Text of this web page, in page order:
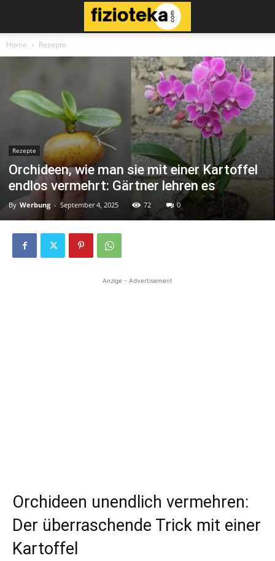
Home Rezepte
Rezepte
Orchideen, wie man sie mit einer Kartoffel
endlos vermehrt: Gärtner lehren es
By Werbung - September 4, 2025 72 0
Anzige - Advertisement
Orchideen unendlich vermehren:
Der überraschende Trick mit einer
Kartoffel